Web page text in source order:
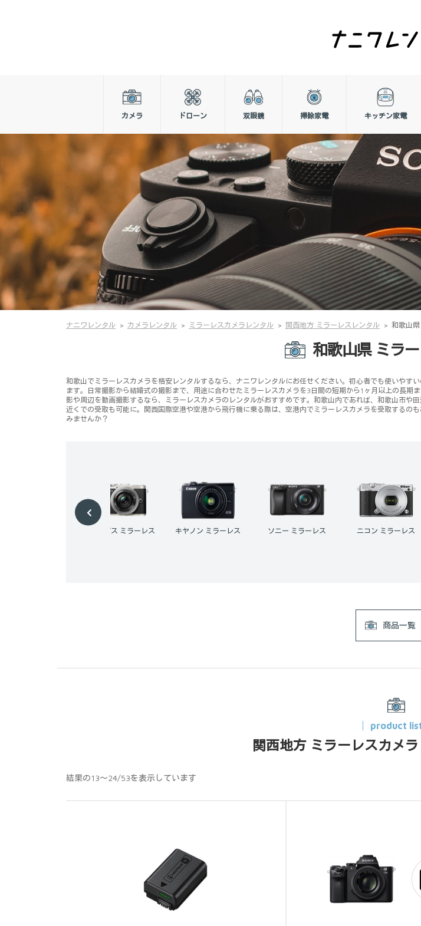
カメラ ドローン 双眼鏡 掃除家電 キッチン家電
ナニワレンタル カメラレンタル ミラーレスカメラレンタル 関西地方 ミラーレスレンタル 和歌山
和歌山県 ミラ
和歌山でミラーレスカメラを格安レンタルするなら、ナニワレンタルにお任せください。初心者でも使いやす
ます。日常撮影から結婚式の撮影まで、用途に合わせたミラーレスカメラを3日間の短期から1ヶ月以上の長
影や周辺を動画撮影するなら、ミラーレスカメラのレンタルがおすすめです。和歌山内であれば、和歌山市
近くでの受取も可能に。関西国際空港や空港から飛行機に乗る際は、空港内でミラーレスカメラを受取する
みませんか？
キヤノン ミラーレス ソニー ミラーレス ニコン ミラーレス
フジフイルム ミラーレ
商品一覧
product
関西地方 ミラーレスカメ
結果の13～24/53を表示しています